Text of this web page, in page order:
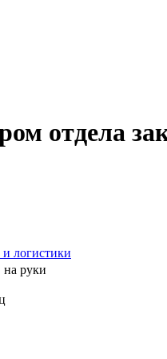
отдела
логистики
на руки